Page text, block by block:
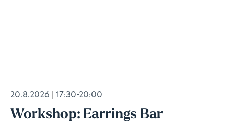
20.8.2026 17:30-20:00
Workshop: Earrings Bar